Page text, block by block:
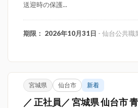
送迎時の保護...
期限： 2026年10月31日 - 仙台公共職
宮城県 仙台市 新着
／ 正社員／ 宮城県 仙台市